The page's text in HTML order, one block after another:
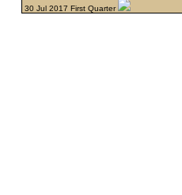
30 Jul 2017 First Quarter